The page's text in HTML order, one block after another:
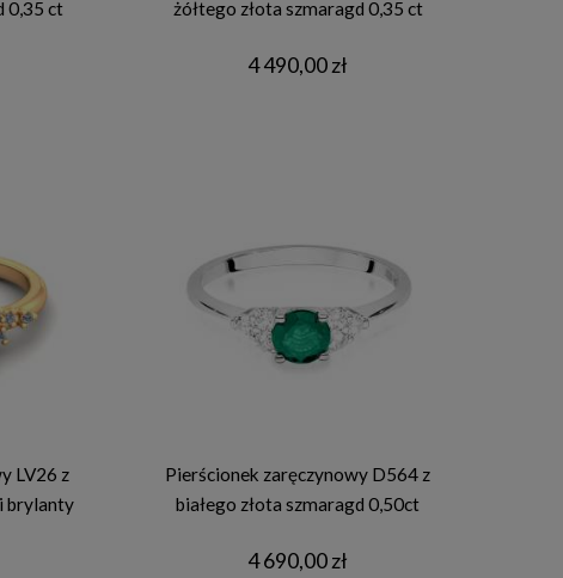
0,35 ct
żółtego złota szmaragd 0,35 ct
4 490,00 zł
LV26 z
brylanty
Pierścionek zaręczynowy D564 z
białego złota szmaragd 0,50ct
4 690,00 zł